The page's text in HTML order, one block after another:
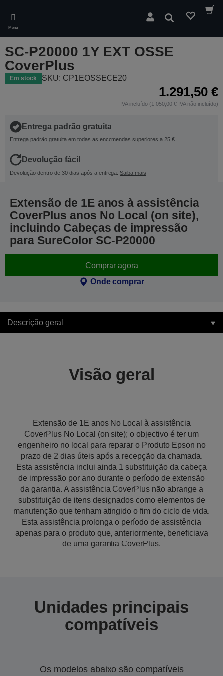
main
content
Menu
Pesquisar
SC-P20000 1Y EXT OSSE
CoverPlus
Em stock SKU: CP1EOSSECE20
1.291,50 €
IVA incluído (1.050,00 € IVA não incluído)
Entrega padrão gratuita
Entrega padrão gratuita em todas as encomendas superiores a 25 €
Devolução fácil
Devolução dentro de 30 dias após a entrega. Saiba mais
Extensão de 1E anos à assistência
CoverPlus anos No Local (on site),
incluindo Cabeças de impressão
para SureColor SC-P20000
Comprar agora
Onde comprar
Descrição geral
Visão geral
Extensão de 1E anos No Local à assistência
CoverPlus No Local (on site); o objectivo é ter um
engenheiro no local para reparar o Produto Epson no
prazo de 2 dias úteis após a recepção da chamada.
Esta assistência inclui ainda 1 substituição da cabeça
de impressão por ano durante o período de extensão
da garantia. A assistência CoverPlus não abrange a
substituição de itens designados como elementos de
manutenção que tenham atingido o fim do ciclo de vida.
Esta assistência prolonga o período de assistência
apenas para o produto que, anteriormente, beneficiava
de uma garantia CoverPlus.
Unidades principais
compatíveis
Os modelos abaixo são compatíveis